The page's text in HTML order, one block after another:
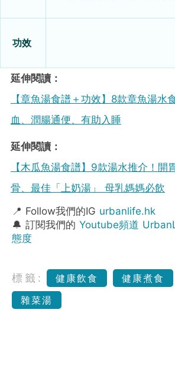
功效
延伸閱讀：
【章魚湯食譜＋功效】8款章魚湯水
血、潤腸通便、有助入睡
延伸閱讀：
【木瓜魚湯食譜】9款湯水推介！開
骨、最佳「上奶湯」 母乳媽媽必飲
📍 Follow我們的IG urbanlife.hk
🔔 訂閱我們的 Youtube頻道
態度
標籤: 健康飲食 健康煮食
雜菜湯